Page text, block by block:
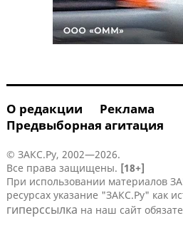
О редакции
Реклама
Предвыборная агитация
© ЗАКС.Ру, 2002—2026.
Все права защищены. [18+]
При использовании материалов
ресурсах указание "ЗАКС.Ру" как
гиперссылка на наш сайт